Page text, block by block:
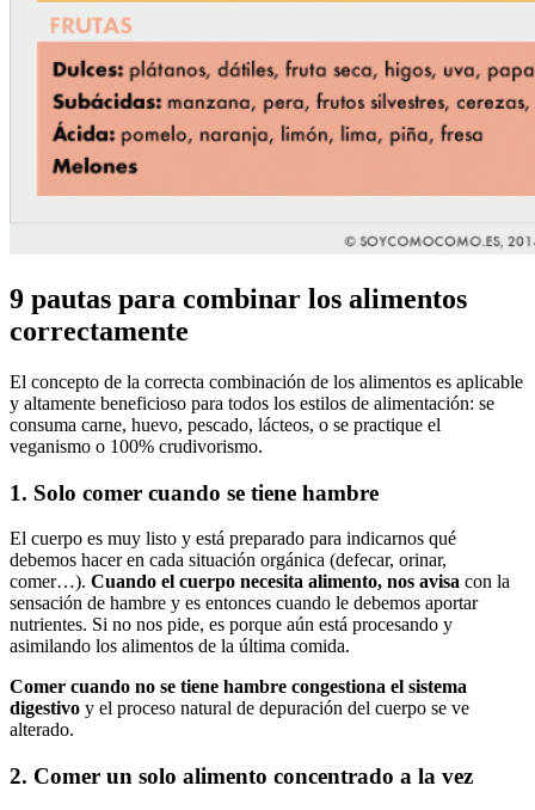
9 pautas para combinar los alimentos
correctamente
El concepto de la correcta combinación de los alimentos es aplicable
y altamente beneficioso para todos los estilos de alimentación: se
consuma carne, huevo, pescado, lácteos, o se practique el
veganismo o 100% crudivorismo.
1. Solo comer cuando se tiene hambre
El cuerpo es muy listo y está preparado para indicarnos qué
debemos hacer en cada situación orgánica (defecar, orinar,
comer…). Cuando el cuerpo necesita alimento, nos avisa con la
sensación de hambre y es entonces cuando le debemos aportar
nutrientes. Si no nos pide, es porque aún está procesando y
asimilando los alimentos de la última comida.
Comer cuando no se tiene hambre congestiona el sistema
digestivo y el proceso natural de depuración del cuerpo se ve
alterado.
2. Comer un solo alimento concentrado a la vez